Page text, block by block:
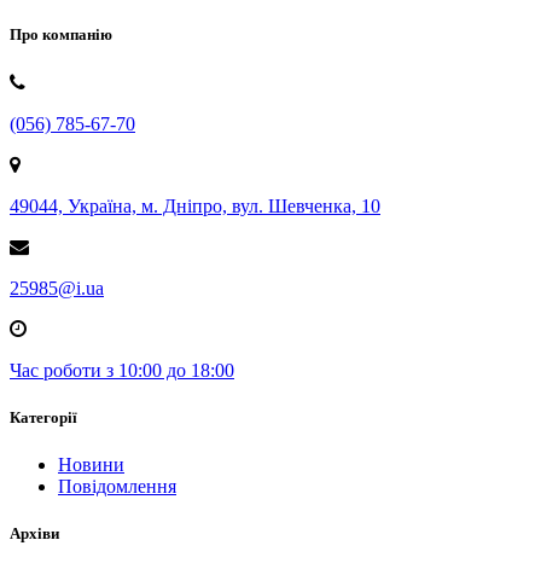
Про компанію
(056) 785-67-70
49044, Україна, м. Дніпро, вул. Шевченка, 10
25985@i.ua
Час роботи з 10:00 до 18:00
Категорії
Новини
Повідомлення
Архіви